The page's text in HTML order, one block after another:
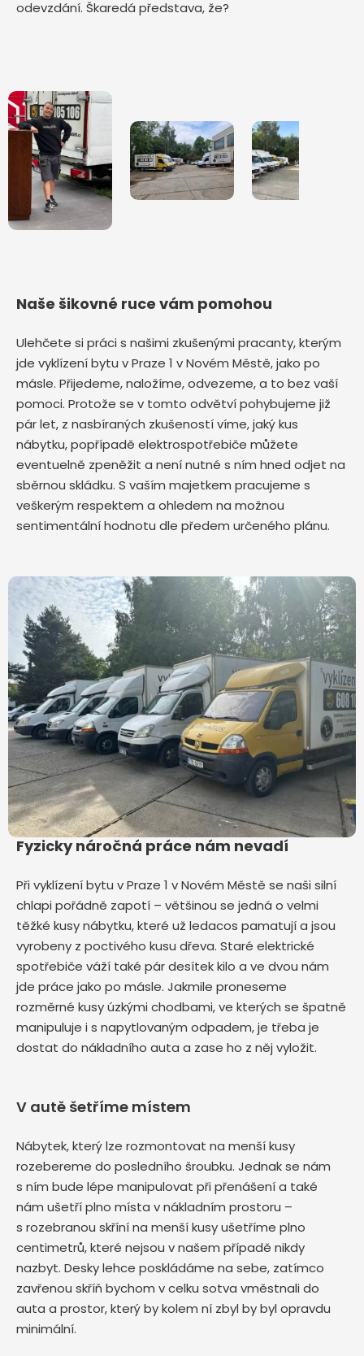
odevzdání. Škaredá představa, že?
Naše šikovné ruce vám pomohou
Ulehčete si práci s našimi zkušenými pracanty, kterým
jde vyklízení bytu v Praze 1 v Novém Městě,jako po
másle. Přijedeme, naložíme, odvezeme, a to bez vaší
pomoci. Protože se v tomto odvětví pohybujeme již
pár let, z nasbíraných zkušeností víme, jaký kus
nábytku, popřípadě elektrospotřebiče můžete
eventuelně zpeněžit a není nutné s ním hned odjet na
sběrnou skládku. S vaším majetkem pracujeme s
veškerým respektem a ohledem na možnou
sentimentální hodnotu dle předem určeného plánu.
Fyzicky náročná práce nám nevadí
Při vyklízení bytu v Praze 1 v Novém Městě se naši silní
chlapi pořádně zapotí – většinou se jedná o velmi
těžké kusy nábytku, které už ledacos pamatují a jsou
vyrobeny z poctivého kusu dřeva. Staré elektrické
spotřebiče váží také pár desítek kilo a ve dvou nám
jde práce jako po másle. Jakmile proneseme
rozměrné kusy úzkými chodbami, ve kterých se špatně
manipuluje i s napytlovaným odpadem, je třeba je
dostat do nákladního auta a zase ho z něj vyložit.
V autě šetříme místem
Nábytek, který lze rozmontovat na menší kusy
rozebereme do posledního šroubku. Jednak se nám
s ním bude lépe manipulovat při přenášení a také
nám ušetří plno místa v nákladním prostoru –
s rozebranou skříní na menší kusy ušetříme plno
centimetrů, které nejsou v našem případě nikdy
nazbyt. Desky lehce poskládáme na sebe, zatímco
zavřenou skříň bychom v celku sotva vměstnali do
auta a prostor, který by kolem ní zbyl by byl opravdu
minimální.